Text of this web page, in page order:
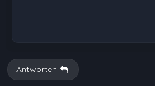
Antworten